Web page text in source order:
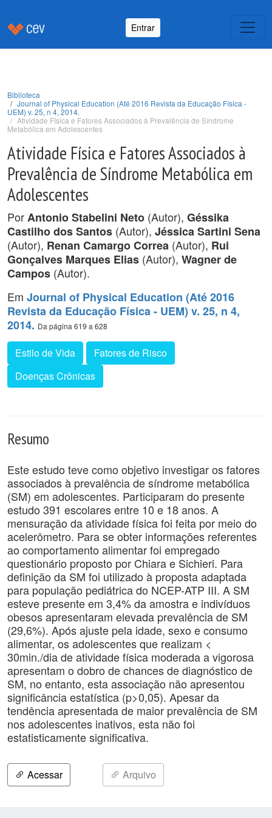
Entrar
Biblioteca
Journal of Physical Education (Até 2016 Revista da Educação Física -
UEM) v. 25, n 4, 2014.
Atividade Física e Fatores Associados à Prevalência de Síndrome
Metabólica em Adolescentes
Atividade Física e Fatores Associados à
Prevalência de Síndrome Metabólica em
Adolescentes
PorAntonio Stabelini Neto (Autor), Géssika
Castilho dos Santos (Autor), Jéssica Sartini Sena
(Autor), Renan Camargo Correa (Autor), Rui
Gonçalves Marques Elias (Autor), Wagner de
Campos (Autor).
Em Journal of Physical Education (Até 2016
Revista da Educação Física - UEM) v. 25, n 4,
2014. Da página 619 a 628
Estilo de Vida
Fatores de Risco
Doenças Crônicas
Resumo
Este estudo teve como objetivo investigar os fatores
associados à prevalência de síndrome metabólica
(SM) em adolescentes. Participaram do presente
estudo 391 escolares entre 10 e 18 anos. A
mensuração da atividade física foi feita por meio do
acelerômetro. Para se obter informações referentes
ao comportamento alimentar foi empregado
questionário proposto por Chiara e Sichieri. Para
definição da SM foi utilizado à proposta adaptada
para população pediátrica do NCEP-ATP III. A SM
esteve presente em 3,4% da amostra e indivíduos
obesos apresentaram elevada prevalência de SM
(29,6%). Após ajuste pela idade, sexo e consumo
alimentar, os adolescentes que realizam <
30min./dia de atividade física moderada a vigorosa
apresentam o dobro de chances de diagnóstico de
SM, no entanto, esta associação não apresentou
significância estatística (p>0,05). Apesar da
tendência apresentada de maior prevalência de SM
nos adolescentes inativos, esta não foi
estatisticamente significativa.
Acessar Arquivo